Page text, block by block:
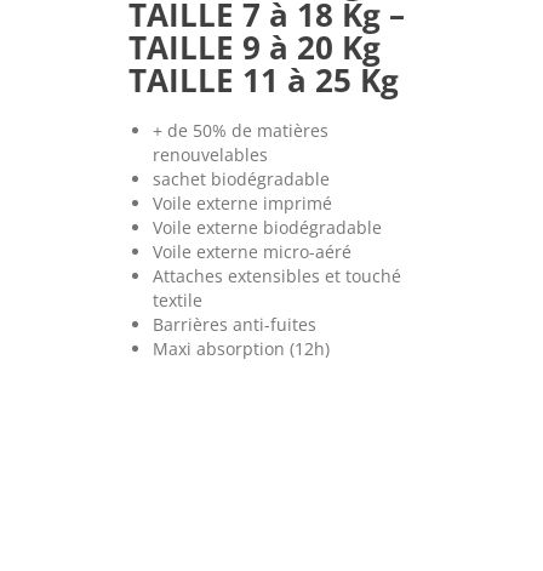
TAILLE 7 à 18 Kg –
TAILLE 9 à 20 Kg
TAILLE 11 à 25 Kg
+ de 50% de matières
renouvelables
sachet biodégradable
Voile externe imprimé
Voile externe biodégradable
Voile externe micro-aéré
Attaches extensibles et touché
textile
Barrières anti-fuites
Maxi absorption (12h)